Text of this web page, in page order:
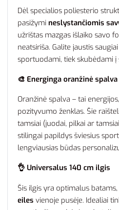
Dėl specialios poliesterio
pasižymi neslystančiomis
užrištas mazgas išlaiko savo
neatsiriša. Galite jaustis
sportuodami, tiek skubėdami į
🎨 Energinga oranžinė spalva
Oranžinė spalva – tai
pozityvumo ženklas. Šie
tamsiai (juodai, pilkai ar
stilingai papildys šviesius
lengviausias būdas
👌 Universalus 140 cm ilgis
Šis ilgis yra optimalus
eiles vienoje pusėje. Idealiai